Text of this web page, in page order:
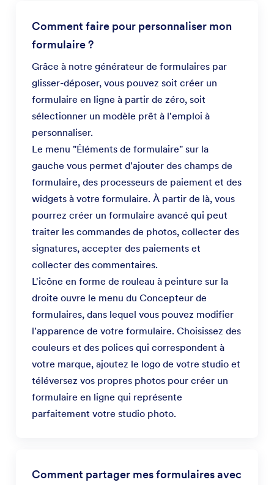
Comment faire pour personnaliser mon
formulaire ?
Grâce à notre générateur de formulaires par
glisser-déposer, vous pouvez soit créer un
formulaire en ligne à partir de zéro, soit
sélectionner un modèle prêt à l'emploi à
personnaliser.
Le menu "Éléments de formulaire" sur la
gauche vous permet d'ajouter des champs de
formulaire, des processeurs de paiement et des
widgets à votre formulaire. À partir de là, vous
pourrez créer un formulaire avancé qui peut
traiter les commandes de photos, collecter des
signatures, accepter des paiements et
collecter des commentaires.
L'icône en forme de rouleau à peinture sur la
droite ouvre le menu du Concepteur de
formulaires, dans lequel vous pouvez modifier
l'apparence de votre formulaire. Choisissez des
couleurs et des polices qui correspondent à
votre marque, ajoutez le logo de votre studio et
téléversez vos propres photos pour créer un
formulaire en ligne qui représente
parfaitement votre studio photo.
Comment partager mes formulaires avec